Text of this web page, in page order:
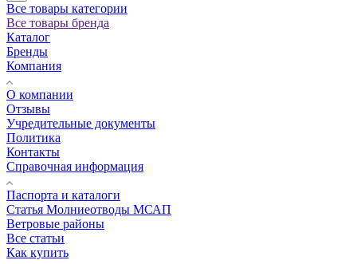
Все товары категории
Все товары бренда
Каталог
Бренды
Компания
О компании
Отзывы
Учредительные документы
Политика
Контакты
Справочная информация
Паспорта и каталоги
Статья Молниеотводы МСАП
Ветровые районы
Все статьи
Как купить